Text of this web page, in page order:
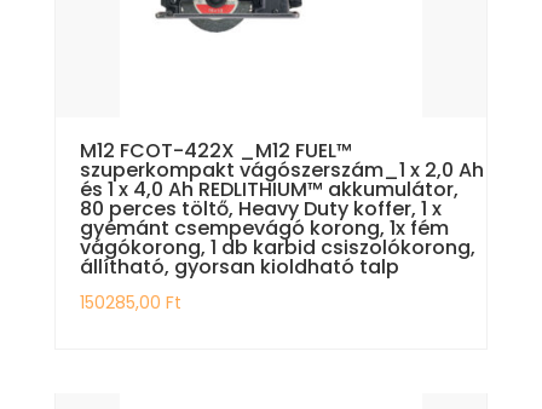
M12 FCOT-422X _M12 FUEL™
szuperkompakt vágószerszám_1 x 2,0 Ah
és 1 x 4,0 Ah REDLITHIUM™ akkumulátor,
80 perces töltő, Heavy Duty koffer, 1 x
gyémánt csempevágó korong, 1x fém
vágókorong, 1 db karbid csiszolókorong,
állítható, gyorsan kioldható talp
150285,00 Ft